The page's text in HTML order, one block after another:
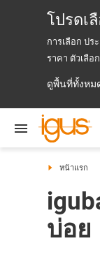
โปรดเ
การเลือก ปร
ราคา ตัวเลือ
ดูพื้นที่ทั้งหม
หน้าแรก
บ่อย